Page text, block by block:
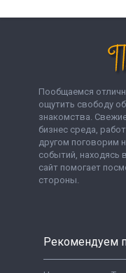
Пообщаемся
ощутить свободу
знакомства.
бизнес среда,
другом поговорим
событий, находясь
сайт помогает
стороны.
Рекомендуем